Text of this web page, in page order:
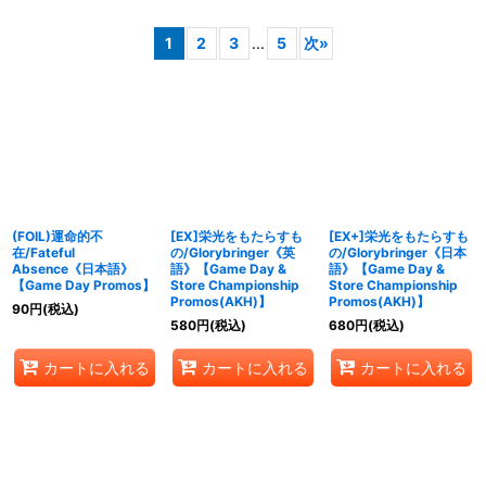
1 2 3 ... 5 次»
(FOIL)運命的不
在/Fateful
Absence《日本語》
【Game Day Promos】
90円(税込)
カートに入れる
[EX]栄光をもたらすも
の/Glorybringer《英
語》【Game Day &
Store Championship
Promos(AKH)】
580円(税込)
カートに入れる
[EX+]栄光をもたらすも
の/Glorybringer《日本
語》【Game Day &
Store Championship
Promos(AKH)】
680円(税込)
カートに入れる